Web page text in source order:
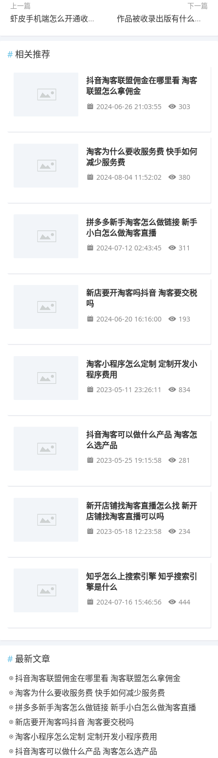
上一篇
虾皮手机端怎么开通收益 快手手机端怎么开通收益
下一篇
作品被收录出版有什么好处 作品收录好处
相关推荐
抖音淘客联盟佣金在哪里看 淘客
联盟怎么拿佣金
2024-06-26 21:03:55 303
淘客为什么要收服务费 快手如何
减少服务费
2024-08-04 11:52:02 380
拼多多新手淘客怎么做链接 新手
小白怎么做淘客直播
2024-07-12 02:43:45 311
新店要开淘客吗抖音 淘客要交税
吗
2024-06-20 16:16:00 193
淘客小程序怎么定制 定制开发小
程序费用
2023-05-11 23:26:11 834
抖音淘客可以做什么产品 淘客怎
么选产品
2023-05-25 19:15:58 281
新开店铺找淘客直播怎么找 新开
店铺找淘客直播可以吗
2023-05-18 12:23:58 234
知乎怎么上搜索引擎 知乎搜索引
擎是什么
2024-07-16 15:46:56 444
最新文章
抖音淘客联盟佣金在哪里看 淘客联盟怎么拿佣金
淘客为什么要收服务费 快手如何减少服务费
拼多多新手淘客怎么做链接 新手小白怎么做淘客直播
新店要开淘客吗抖音 淘客要交税吗
淘客小程序怎么定制 定制开发小程序费用
抖音淘客可以做什么产品 淘客怎么选产品